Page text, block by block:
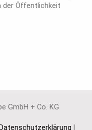
der Öffentlichkeit
GmbH + Co. KG
|